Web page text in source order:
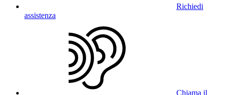
Richiedi
assistenza
Chiama il